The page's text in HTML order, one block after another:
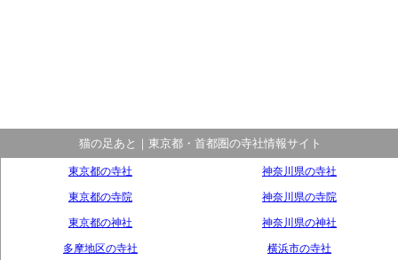
猫の足あと｜東京都・首都圏の寺社情報サイト
東京都の寺社
東京都の寺院
東京都の神社
多摩地区の寺社
神奈川県の寺社
神奈川県の寺院
神奈川県の神社
横浜市の寺社